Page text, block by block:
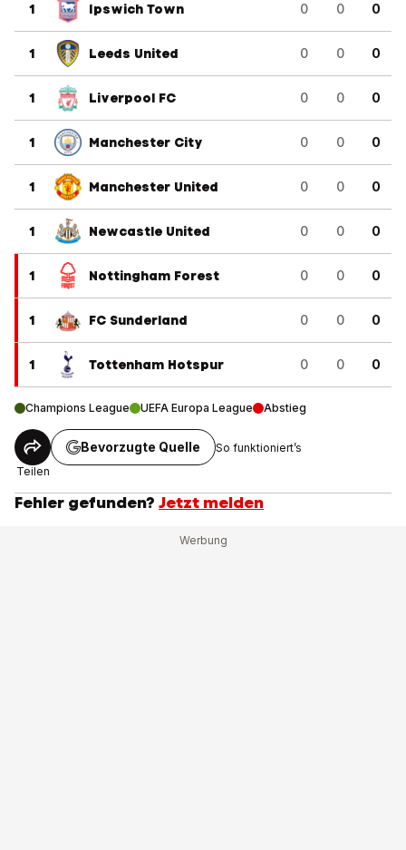
1 Ipswich Town 0 0 0
1 Leeds United 0 0 0
1 Liverpool FC 0 0 0
1 Manchester City 0 0 0
1 Manchester United 0 0 0
1 Newcastle United 0 0 0
1 Nottingham Forest 0 0 0
1 FC Sunderland 0 0 0
1 Tottenham Hotspur 0 0 0
Champions League UEFA Europa League Abstieg
Teilen
Bevorzugte Quelle So funktioniert’s
Fehler gefunden? Jetzt melden